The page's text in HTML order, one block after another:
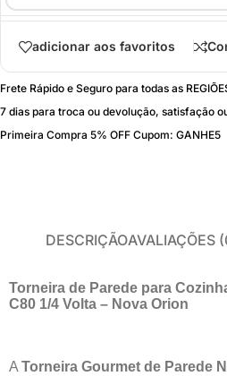
adicionar aos favoritos
Frete Rápido e Seguro para todas as
7 dias para troca ou devolução, satisfação
Primeira Compra 5% OFF Cupom: GANHE5
DESCRIÇÃOAVALIAÇÕES
Torneira de Parede para
C80 1/4 Volta – Nova Orion
A Torneira Gourmet de Parede